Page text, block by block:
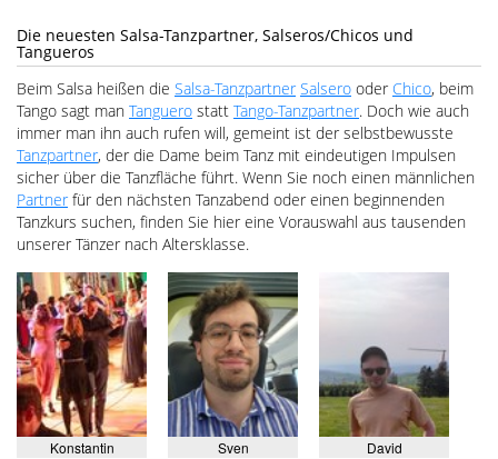
Die neuesten Salsa-Tanzpartner, Salseros/Chicos und
Tangueros
Beim Salsa heißen die Salsa-Tanzpartner Salsero oder Chico, beim
Tango sagt man Tanguero statt Tango-Tanzpartner. Doch wie auch
immer man ihn auch rufen will, gemeint ist der selbstbewusste
Tanzpartner, der die Dame beim Tanz mit eindeutigen Impulsen
sicher über die Tanzfläche führt. Wenn Sie noch einen männlichen
Partner für den nächsten Tanzabend oder einen beginnenden
Tanzkurs suchen, finden Sie hier eine Vorauswahl aus tausenden
unserer Tänzer nach Altersklasse.
Konstantin Sven David